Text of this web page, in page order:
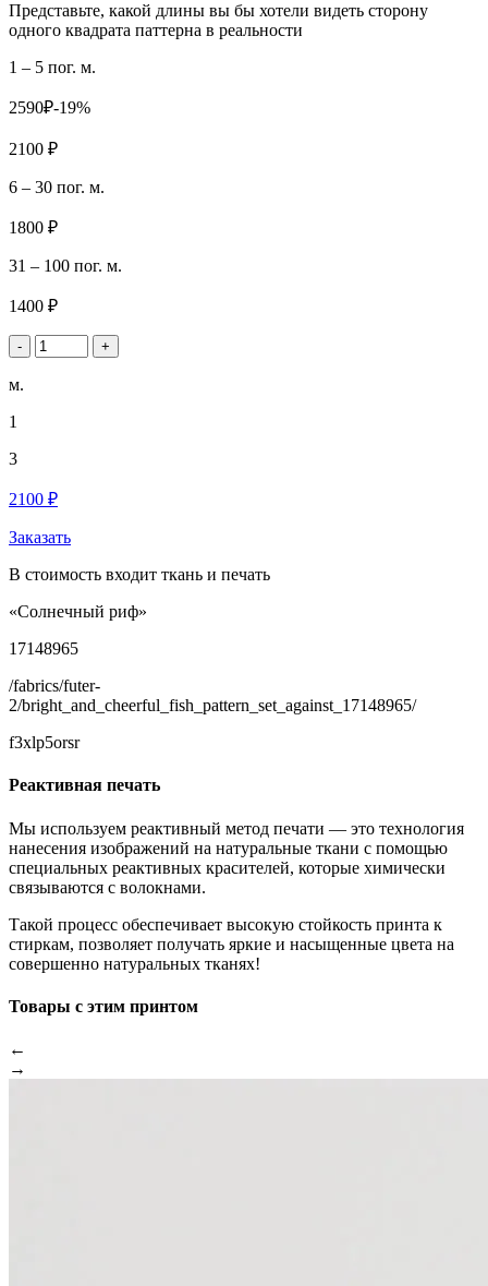
Представьте, какой длины вы бы хотели видеть сторону
одного квадрата паттерна в реальности
1 – 5 пог. м.
2590₽-19%
2100 ₽
6 – 30 пог. м.
1800 ₽
31 – 100 пог. м.
1400 ₽
- +
м.
1
3
2100 ₽
Заказать
В стоимость входит ткань и печать
«Солнечный риф»
17148965
/fabrics/futer-
2/bright_and_cheerful_fish_pattern_set_against_17148965/
f3xlp5orsr
Реактивная печать
Мы используем реактивный метод печати — это технология
нанесения изображений на натуральные ткани с помощью
специальных реактивных красителей, которые химически
связываются с волокнами.
Такой процесс обеспечивает высокую стойкость принта к
стиркам, позволяет получать яркие и насыщенные цвета на
совершенно натуральных тканях!
Товары с этим принтом
←
→